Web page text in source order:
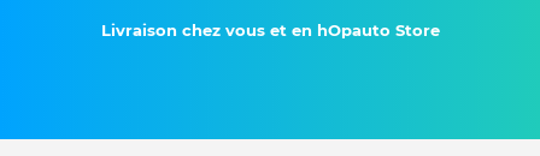
Livraison chez vous et en hOpauto Store